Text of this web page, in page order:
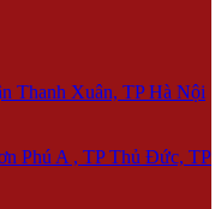
Thanh Xuân, TP Hà Nội
Phú A , TP Thủ Đức, TP